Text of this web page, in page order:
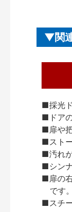
関
■採光
■ドア
■扉や
■スト
■汚れ
■シン
■扉の
です。
■スチ